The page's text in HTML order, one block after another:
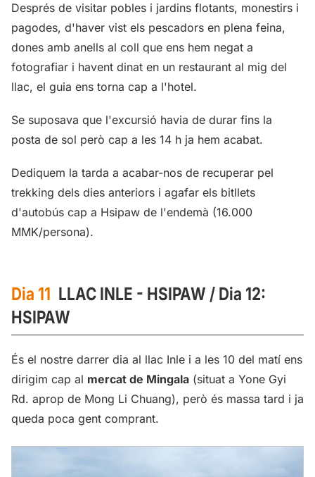
Després de visitar pobles i jardins flotants, monestirs i
pagodes, d'haver vist els pescadors en plena feina,
dones amb anells al coll que ens hem negat a
fotografiar i havent dinat en un restaurant al mig del
llac, el guia ens torna cap a l'hotel.
Se suposava que l'excursió havia de durar fins la
posta de sol però cap a les 14 h ja hem acabat.
Dediquem la tarda a acabar-nos de recuperar pel
trekking dels dies anteriors i agafar els bitllets
d'autobús cap a Hsipaw de l'endemà (16.000
MMK/persona).
Dia 11 LLAC INLE - HSIPAW / Dia 12:
HSIPAW
És el nostre darrer dia al llac Inle i a les 10 del matí ens
dirigim cap al mercat de Mingala (situat a Yone Gyi
Rd. aprop de Mong Li Chuang), però és massa tard i ja
queda poca gent comprant.